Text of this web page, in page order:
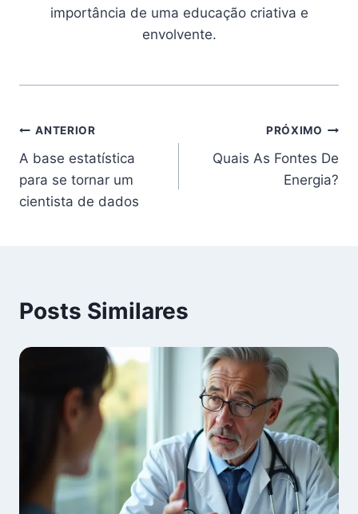
importância de uma educação criativa e
envolvente.
Navegação
de
Post
ANTERIOR
A base estatística
para se tornar um
cientista de dados
PRÓXIMO
Quais As Fontes De
Energia?
Posts Similares